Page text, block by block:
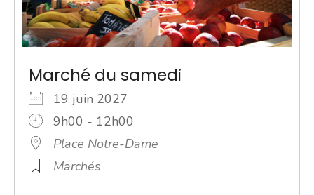
Marché du samedi
19 juin 2027
9h00 - 12h00
Place Notre-Dame
Marchés